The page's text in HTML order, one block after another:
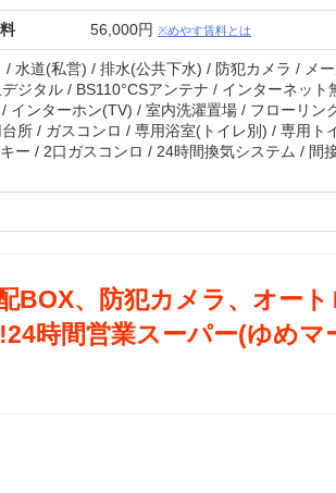
56,000円 ※めやす賃料とは
水道(私営) / 排水(公共下水) / 防犯カメラ / メ
ジタル / BS110°CSアンテナ / インターネット
ンターホン(TV) / 室内洗濯置場 / フローリン
所 / ガスコンロ / 専用浴室(トイレ別) / 専用ト
ー / 2口ガスコンロ / 24時間換気システム / 間
BOX、防犯カメラ、オート
時間営業スーパー(ゆめマ